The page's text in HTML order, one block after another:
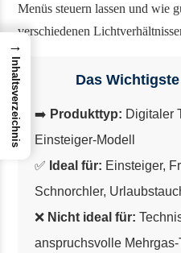
Menüs steuern lassen und wie
verschiedenen
Das
➡️ Produkttyp: Digitaler
Einsteiger-Modell
✅ Ideal für: Einsteiger,
Schnorchler,
❌ Nicht ideal für:
anspruchsvolle
→
Inhaltsverzeichnis